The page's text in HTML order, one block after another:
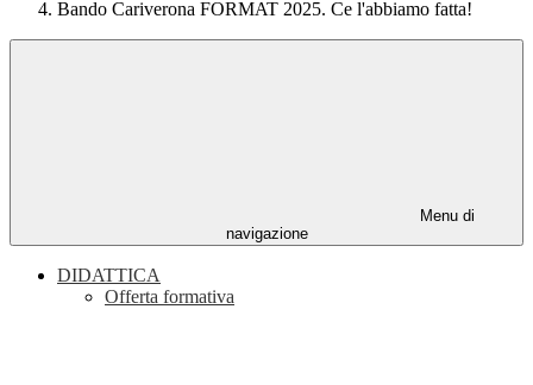
Bando Cariverona FORMAT 2025. Ce l'abbiamo fatta!
Menu di
navigazione
DIDATTICA
Offerta formativa